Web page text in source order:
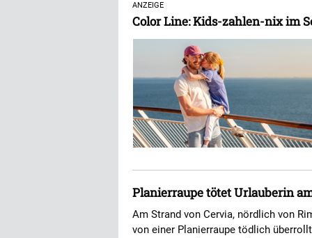
ANZEIGE
Color Line: Kids-zahlen-nix im
Planierraupe tötet Urlauberin
Am Strand von Cervia, nördlich von
von einer Planierraupe tödlich